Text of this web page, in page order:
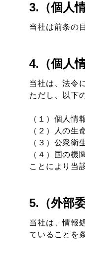
3.（個人
当社は前条の
4.（個人
当社は、法令
ただし、以下
（１）個人情
（２）人の生
（３）公衆衛
（４）国の
ことにより当
5.（外部委
当社は、情報
ていることを